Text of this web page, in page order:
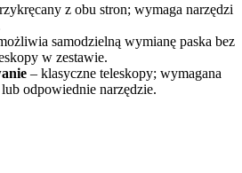
z obu stron; wymaga narzędzi
samodzielną wymianę paska bez
w zestawie.
– klasyczne teleskopy; wymagana
odpowiednie narzędzie.